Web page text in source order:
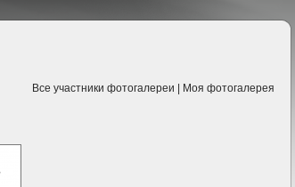
Все участники фотогалереи Моя фотогалерея